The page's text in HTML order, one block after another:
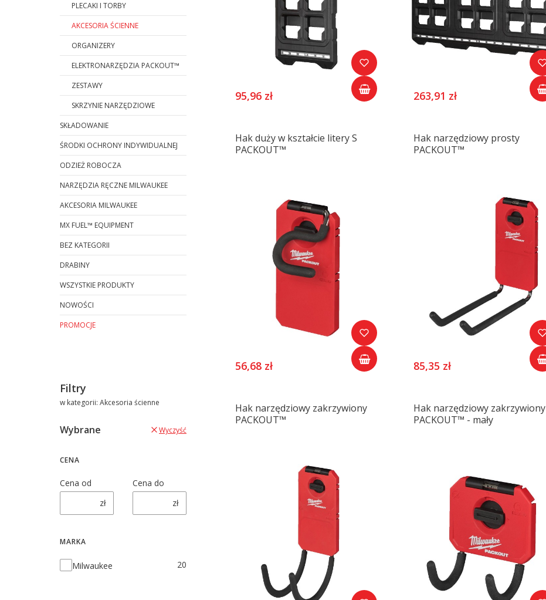
PLECAKI I TORBY
AKCESORIA ŚCIENNE
ORGANIZERY
ELEKTRONARZĘDZIA PACKOUT™
ZESTAWY
SKRZYNIE NARZĘDZIOWE
SKŁADOWANIE
ŚRODKI OCHRONY INDYWIDUALNEJ
ODZIEŻ ROBOCZA
NARZĘDZIA RĘCZNE MILWAUKEE
AKCESORIA MILWAUKEE
MX FUEL™ EQUIPMENT
BEZ KATEGORII
DRABINY
WSZYSTKIE PRODUKTY
NOWOŚCI
PROMOCJE
Filtry
w kategorii: Akcesoria ścienne
Wybrane Wyczyść
CENA
Cena od
zł
Cena do
zł
MARKA
Marka
Milwaukee 20
95,96 zł 263,91 zł
Hak duży w kształcie litery S
PACKOUT™
56,68 zł
Hak narzędziowy prosty
PACKOUT™
85,35 zł
Hak narzędziowy zakrzywiony
PACKOUT™
Hak narzędziowy zakrzywiony
PACKOUT™ - mały